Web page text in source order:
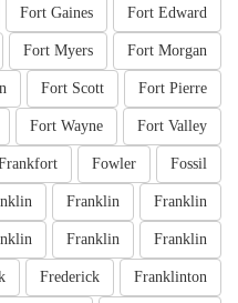
Fort Edward
Fort Gaines
Fort Morgan
Fort Myers
Fort Pierre
Fort Scott
Fort Valley
Fort Wayne
Fossil
Fowler
Franklin
Franklin
Franklin
Franklin
Franklinton
Frederick